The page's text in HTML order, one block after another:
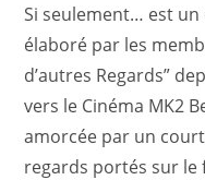
Si seulement… est
élaboré par les
d’autres Regards”
vers le Cinéma MK2
amorcée par un
regards portés sur le